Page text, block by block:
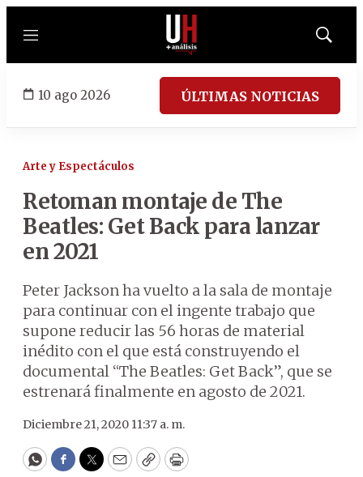
Menú
Mostrar
10 ago 2026 ÚLTIMAS NOTICIAS
Arte y Espectáculos
Retoman montaje de The
Beatles: Get Back para lanzar
en 2021
Peter Jackson ha vuelto a la sala de montaje
para continuar con el ingente trabajo que
supone reducir las 56 horas de material
inédito con el que está construyendo el
documental “The Beatles: Get Back”, que se
estrenará finalmente en agosto de 2021.
Diciembre 21, 2020 11:37 a. m.
WhatsApp
Facebook
Twitter
EmailCopyPrint